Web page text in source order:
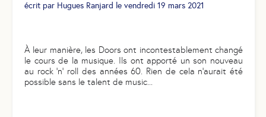
écrit par Hugues Ranjard le vendredi 19 mars 2021
À leur manière, les Doors ont incontestablement changé
le cours de la musique. Ils ont apporté un son nouveau
au rock ‘n’ roll des années 60. Rien de cela n’aurait été
possible sans le talent de music